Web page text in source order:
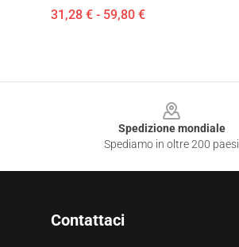
31,28 € - 59,80 €
Spedizione mondiale
Spediamo in oltre 200 paesi
Contattaci